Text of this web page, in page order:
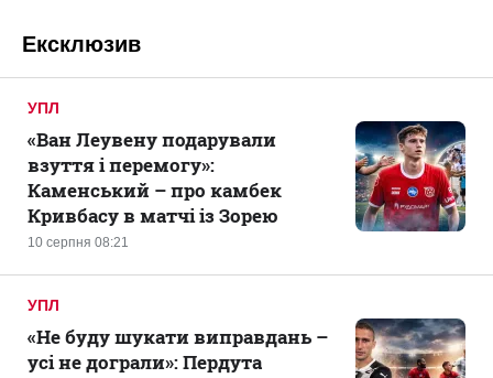
Ексклюзив
УПЛ
10 серпня 08:21
«Ван Леувену подарували
взуття і перемогу»:
Каменський – про камбек
Кривбасу в матчі із Зорею
УПЛ
«Не буду шукати виправдань –
усі не дограли»: Пердута